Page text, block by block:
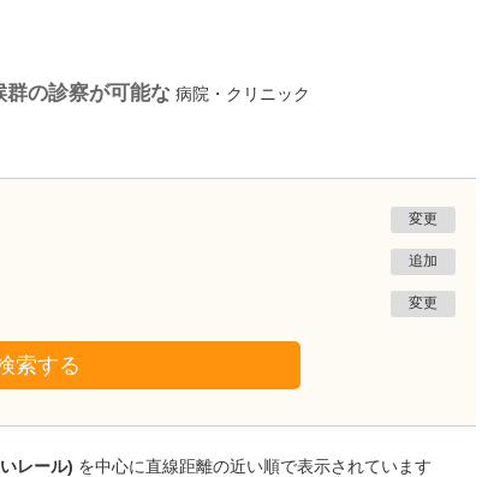
の診察が可能な 病院・クリニック
変更
追加
変更
索する
レール) を中心に直線距離の近い順で表示されています
沖縄県那覇市
一銀内科胃腸科クリニック